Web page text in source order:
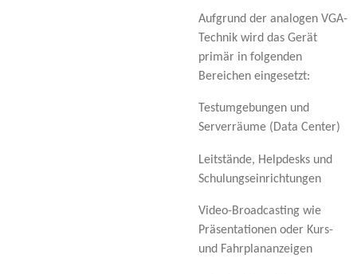
Aufgrund der analogen VGA-
Technik wird das Gerät
primär in folgenden
Bereichen eingesetzt:
Testumgebungen und
Serverräume (Data Center)
Leitstände, Helpdesks und
Schulungseinrichtungen
Video-Broadcasting wie
Präsentationen oder Kurs-
und Fahrplananzeigen